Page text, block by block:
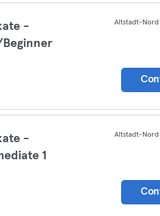
-
Beginner
Altstadt-Nord
-
1
Altstadt-Nord